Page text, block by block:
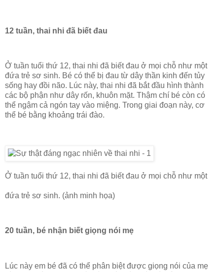
12 tuần, thai nhi đã biết đau
Ở tuần tuổi thứ 12, thai nhi đã biết đau ở mọi chỗ như một
đứa trẻ sơ sinh. Bé có thể bị đau từ dây thần kinh đến tủy
sống hay đồi não. Lúc này, thai nhi đã bắt đầu hình thành
các bộ phận như dây rốn, khuôn mặt. Thậm chí bé còn có
thể ngậm cả ngón tay vào miệng. Trong giai đoạn này, cơ
thể bé bằng khoảng trái đào.
Ở tuần tuổi thứ 12, thai nhi đã biết đau ở mọi chỗ như một
đứa trẻ sơ sinh. (ảnh minh họa)
20 tuần, bé nhận biết giọng nói mẹ
Lúc này em bé đã có thể phân biệt được giọng nói của mẹ